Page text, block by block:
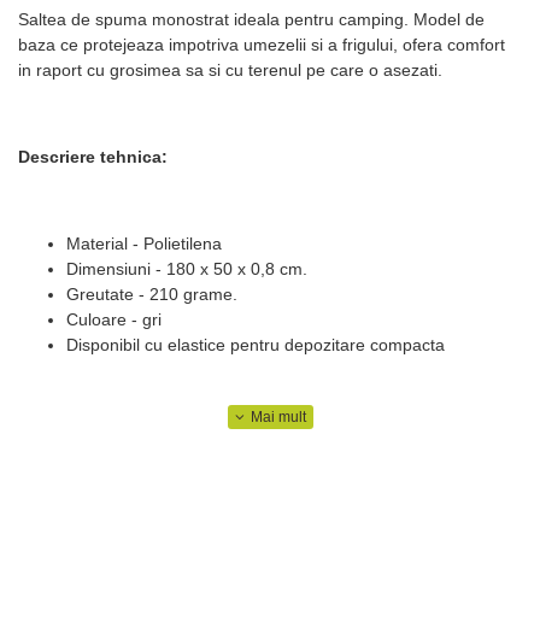
Saltea de spuma monostrat ideala pentru camping. Model de
baza ce protejeaza impotriva umezelii si a frigului, ofera comfort
in raport cu grosimea sa si cu terenul pe care o asezati.
Descriere tehnica:
Material - Polietilena
Dimensiuni - 180 x 50 x 0,8 cm.
Greutate - 210 grame.
Culoare - gri
Disponibil cu elastice pentru depozitare compacta